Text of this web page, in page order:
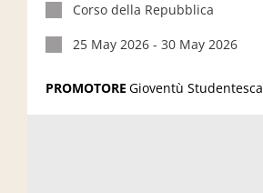
25 May 2026 - 30 May 2026
Corso della Repubblica
PROMOTORE Gioventù Studentesca